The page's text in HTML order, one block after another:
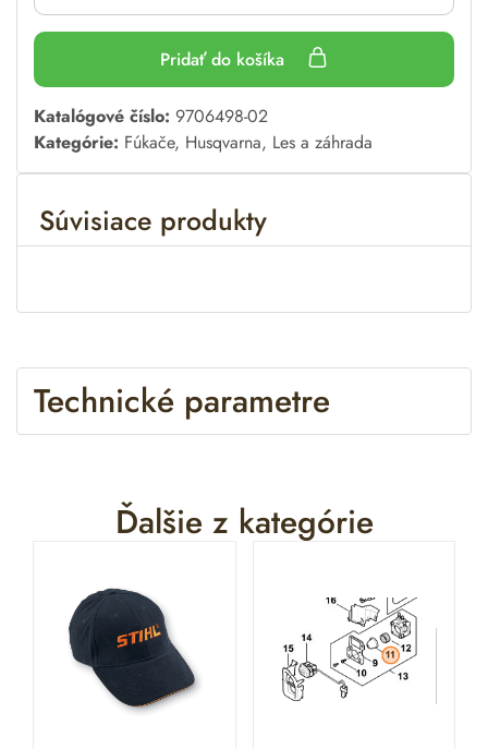
Pridať do košíka
A
l
t
n
Katalógové číslo: 9706498-02
Kategórie: Fúkače, Husqvarna, Les a záhrada
Súvisiace produkty
Technické parametre
Ďalšie z kategórie